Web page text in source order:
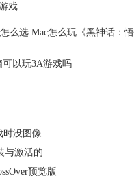
戏
么选 Mac怎么玩《黑神话：悟
以玩3A游戏吗
时没图像
与激活的
预览版